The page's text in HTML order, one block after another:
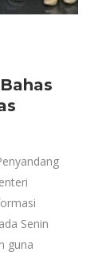
Senin
guna